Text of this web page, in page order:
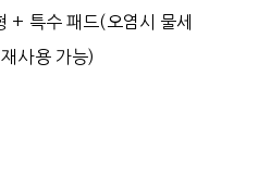
+ 특수 패드(오염시 물세
사용 가능)